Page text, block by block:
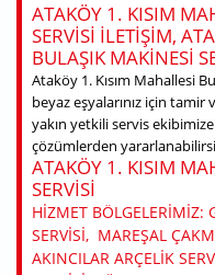
ATAKÖY 1. KISIM
SERVISI ILETIŞIM,
BULAŞIK MAKINESI
Ataköy 1. Kısım Mahallesi
beyaz eşyalarınız için tamir
yakın yetkili servis
çözümlerden
ATAKÖY 1. KISIM
SERVISI
HIZMET BÖLGELERIMIZ:
SERVISI, MAREŞAL
AKINCILAR ARÇELIK